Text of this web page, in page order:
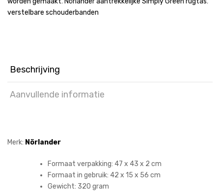
verstelbare schouderbanden
Beschrijving
Aanvullende informatie
Merk: Nörlander
Formaat verpakking: 47 x 43 x 2 cm
Formaat in gebruik: 42 x 15 x 56 cm
Gewicht: 320 gram